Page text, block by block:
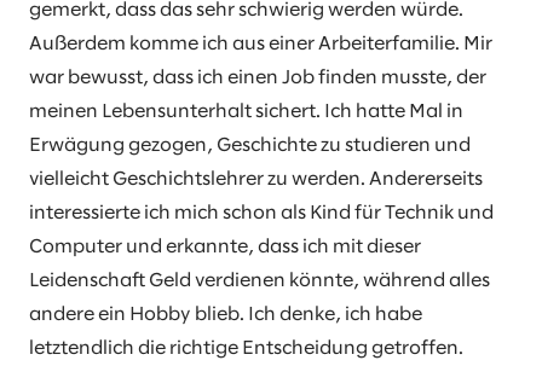
gemerkt, dass das sehr schwierig werden würde.
Außerdem komme ich aus einer Arbeiterfamilie. Mir
war bewusst, dass ich einen Job finden musste, der
meinen Lebensunterhalt sichert. Ich hatte Mal in
Erwägung gezogen, Geschichte zu studieren und
vielleicht Geschichtslehrer zu werden. Andererseits
interessierte ich mich schon als Kind für Technik und
Computer und erkannte, dass ich mit dieser
Leidenschaft Geld verdienen könnte, während alles
andere ein Hobby blieb. Ich denke, ich habe
letztendlich die richtige Entscheidung getroffen.